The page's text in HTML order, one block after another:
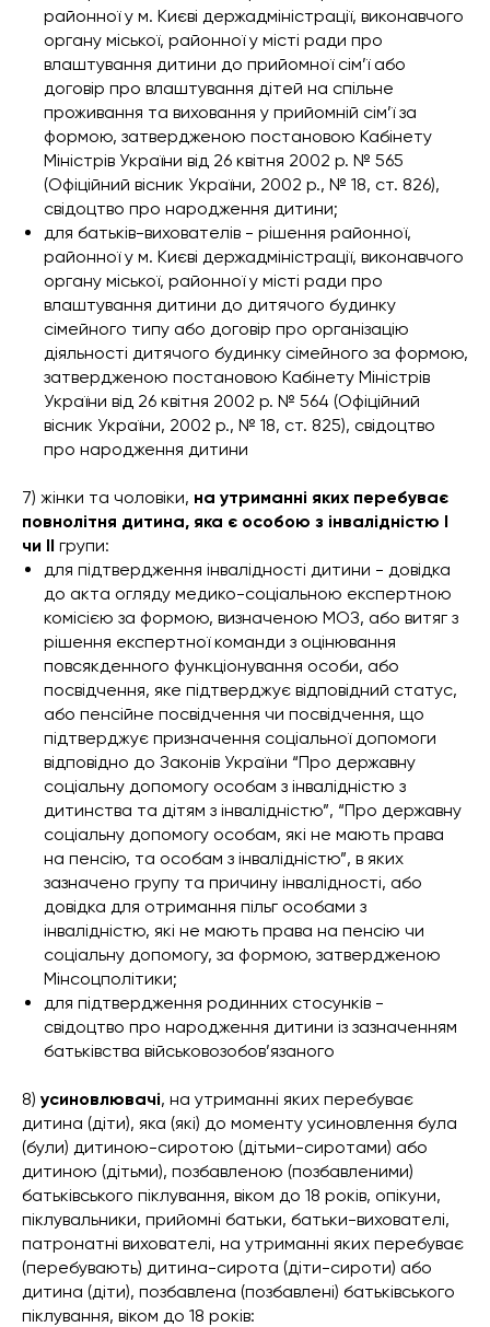
районної у м. Києві держадміністрації, виконавчого
органу міської, районної у місті ради про
влаштування дитини до прийомної сім’ї або
договір про влаштування дітей на спільне
проживання та виховання у прийомній сім’ї за
формою, затвердженою постановою Кабінету
Міністрів України від 26 квітня 2002 р. № 565
(Офіційний вісник України, 2002 р., № 18, ст. 826),
свідоцтво про народження дитини;
для батьків-вихователів - рішення районної,
районної у м. Києві держадміністрації, виконавчого
органу міської, районної у місті ради про
влаштування дитини до дитячого будинку
сімейного типу або договір про організацію
діяльності дитячого будинку сімейного за формою,
затвердженою постановою Кабінету Міністрів
України від 26 квітня 2002 р. № 564 (Офіційний
вісник України, 2002 р., № 18, ст. 825), свідоцтво
про народження дитини
7) жінки та чоловіки, на утриманні яких перебуває
повнолітня дитина, яка є особою з інвалідністю I
чи II групи:
для підтвердження інвалідності дитини - довідка
до акта огляду медико-соціальною експертною
комісією за формою, визначеною МОЗ, або витяг з
рішення експертної команди з оцінювання
повсякденного функціонування особи, або
посвідчення, яке підтверджує відповідний статус,
або пенсійне посвідчення чи посвідчення, що
підтверджує призначення соціальної допомоги
відповідно до Законів України “Про державну
соціальну допомогу особам з інвалідністю з
дитинства та дітям з інвалідністю”, “Про державну
соціальну допомогу особам, які не мають права
на пенсію, та особам з інвалідністю”, в яких
зазначено групу та причину інвалідності, або
довідка для отримання пільг особами з
інвалідністю, які не мають права на пенсію чи
соціальну допомогу, за формою, затвердженою
Мінсоцполітики;
для підтвердження родинних стосунків -
свідоцтво про народження дитини із зазначенням
батьківства військовозобов’язаного
8) усиновлювачі, на утриманні яких перебуває
дитина (діти), яка (які) до моменту усиновлення була
(були) дитиною-сиротою (дітьми-сиротами) або
дитиною (дітьми), позбавленою (позбавленими)
батьківського піклування, віком до 18 років, опікуни,
піклувальники, прийомні батьки, батьки-вихователі,
патронатні вихователі, на утриманні яких перебуває
(перебувають) дитина-сирота (діти-сироти) або
дитина (діти), позбавлена (позбавлені) батьківського
піклування, віком до 18 років: